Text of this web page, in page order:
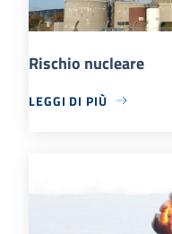
Rischio nucleare
LEGGI DI PIÙ